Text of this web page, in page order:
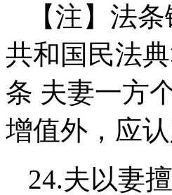
【注】法
共和国民法
条 夫妻一方
增值外，应
24.夫以妻